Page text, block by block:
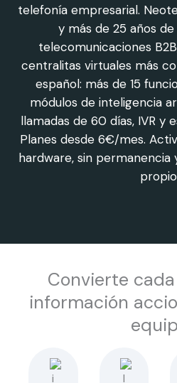
telefonía empresarial.
y más de 25 años
telecomunicaciones
centralitas virtuales más
español: más de 15
módulos de inteligencia
llamadas de 60 días, IVR y
Planes desde 6€/mes.
hardware, sin
Convierte
información